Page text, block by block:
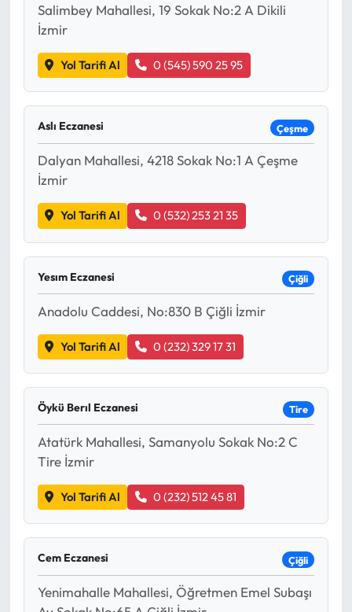
Salimbey Mahallesi, 19 Sokak No:2 A Dikili
İzmir
Yol Tarifi Al 0 (545) 590 25 95
Aslı Eczanesi Çeşme
Dalyan Mahallesi, 4218 Sokak No:1 A Çeşme
İzmir
Yol Tarifi Al 0 (532) 253 21 35
Yesım Eczanesi Çiğli
Anadolu Caddesi, No:830 B Çiğli İzmir
Yol Tarifi Al 0 (232) 329 17 31
Öykü Berıl Eczanesi Tire
Atatürk Mahallesi, Samanyolu Sokak No:2 C
Tire İzmir
Yol Tarifi Al 0 (232) 512 45 81
Cem Eczanesi Çiğli
Yenimahalle Mahallesi, Öğretmen Emel Subaşı